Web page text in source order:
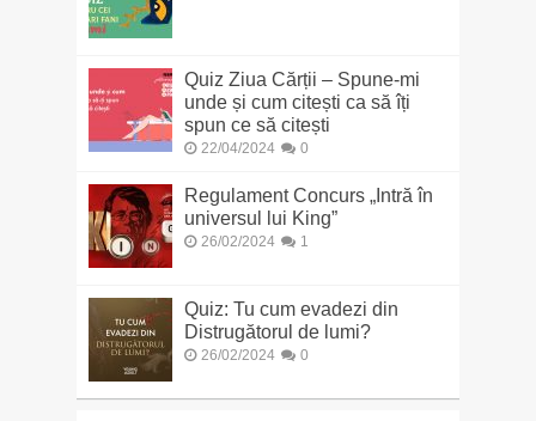
Quiz Ziua Cărții – Spune-mi
unde și cum citești ca să îți
spun ce să citești
22/04/2024 0
Regulament Concurs „Intră în
universul lui King”
26/02/2024 1
Quiz: Tu cum evadezi din
Distrugătorul de lumi?
26/02/2024 0